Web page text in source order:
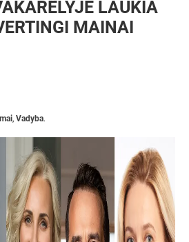
LAUKIA
MAINAI
, Vadyba.